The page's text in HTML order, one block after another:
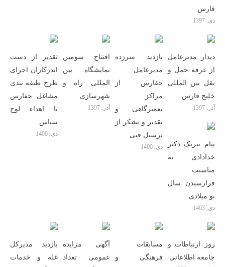
فارس
دی, 1397
تقدیر از دست
اندرکاران اجرای
طرح طبقه بندی
مشاغل حفارس
با اهداء لوح
سپاس
دی, 1400
افتتاح سومین
نمایشگاه بین
المللی راه و
شهرسازی
آذر, 1397
بازدید سرزده
مدیرعامل
حفارس از
مراکز
تعمیرگاهی و
تقدیر و تشکر از
پرسنل فنی
دی, 1400
دیدار مدیرعامل
از غرفه حمل و
نقل بین المللی
خلیج فارس
آذر, 1397
پیام تبریک دکتر
خدادادی به
مناسبت
فرارسیدن سال
نو میلادی
دی, 1403
بازدید مدیرکل
غله و خدمات
آگهی مزایده
عمومی تعداد
مسابقات
فرهنگی و
روز ارتباطات و
جامعه اطلاعاتى